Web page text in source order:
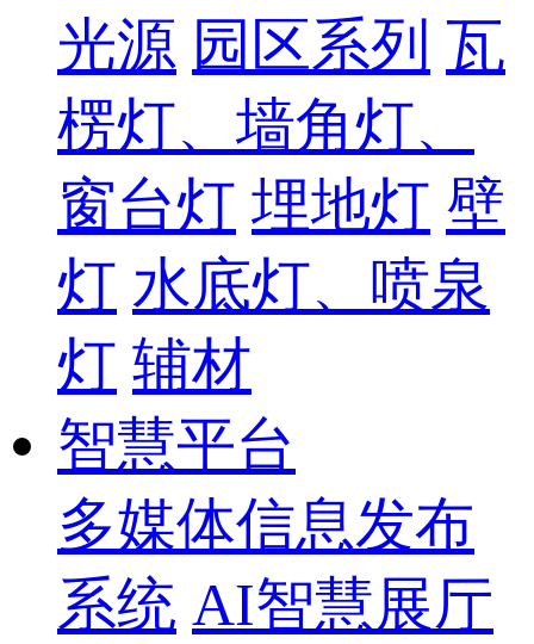
光源 园区系列 瓦
楞灯、墙角灯、
窗台灯 埋地灯 壁
灯 水底灯、喷泉
灯 辅材
智慧平台
多媒体信息发布
系统 AI智慧展厅